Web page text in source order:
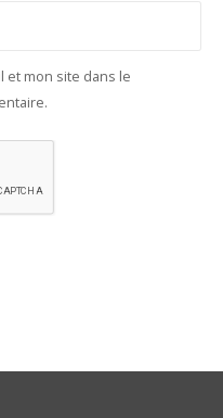
et mon site dans le